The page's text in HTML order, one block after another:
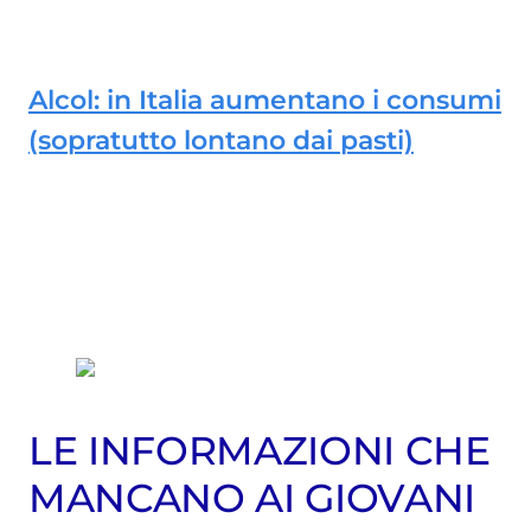
Alcol: in Italia aumentano i consumi
(sopratutto lontano dai pasti)
LE INFORMAZIONI CHE
MANCANO AI GIOVANI